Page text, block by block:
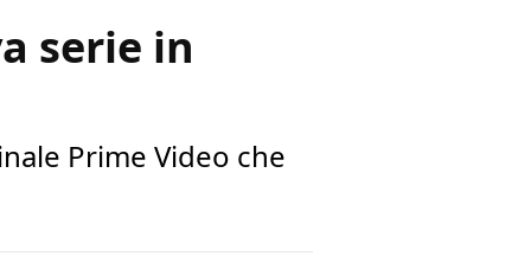
serie in
Prime Video che